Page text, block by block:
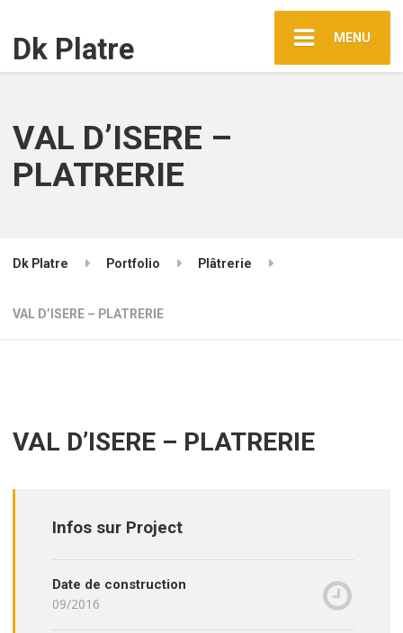
Dk Platre MENU
VAL D’ISERE –
PLATRERIE
Dk Platre Portfolio Plâtrerie
VAL D’ISERE – PLATRERIE
VAL D’ISERE – PLATRERIE
Infos sur Project
Date de construction
09/2016